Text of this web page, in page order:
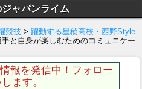
ャパンライム
競技 > 躍動する星稜高校・西野Style
と自身が楽しむためのコミュニケー
報を発信中！フォロー
ます。